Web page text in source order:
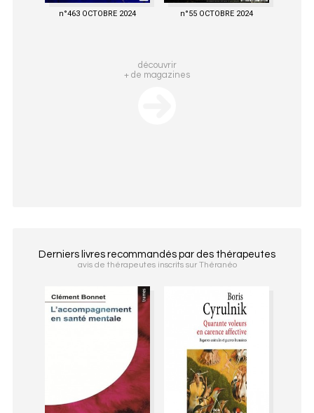
n°463 OCTOBRE 2024 n°55 OCTOBRE 2024
découvrir
+ de magazines
Derniers livres recommandés par des thérapeutes
avis de thérapeutes inscrits sur Théranéo